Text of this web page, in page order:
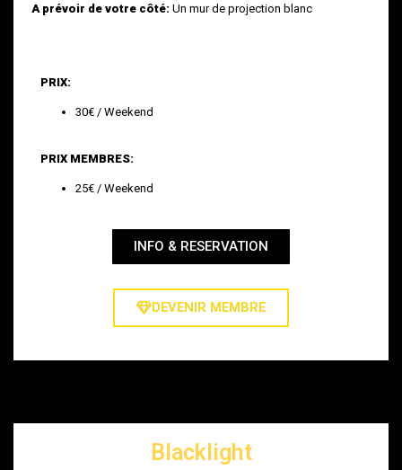
A prévoir de votre côté: Un mur de projection blanc
PRIX:
30€ / Weekend
PRIX MEMBRES:
25€ / Weekend
INFO & RESERVATION
DEVENIR MEMBRE
Blacklight